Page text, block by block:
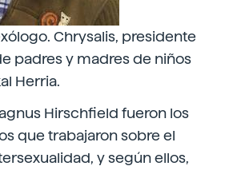
Chrysalis, presidente
padres y madres de niños
Herria.
Hirschfield fueron los
que trabajaron sobre el
y según ellos,